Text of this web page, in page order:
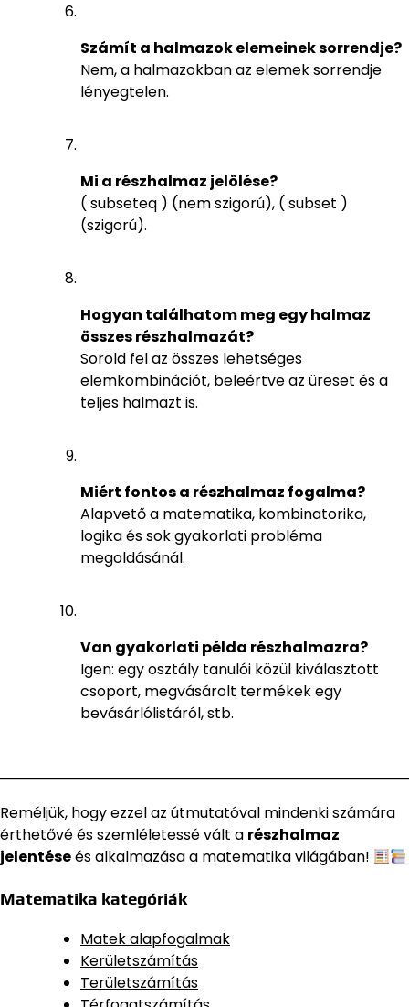
Számít a halmazok elemeinek sorrendje?
Nem, a halmazokban az elemek sorrendje
lényegtelen.
Mi a részhalmaz jelölése?
( subseteq ) (nem szigorú), ( subset )
(szigorú).
Hogyan találhatom meg egy halmaz
összes részhalmazát?
Sorold fel az összes lehetséges
elemkombinációt, beleértve az üreset és a
teljes halmazt is.
Miért fontos a részhalmaz fogalma?
Alapvető a matematika, kombinatorika,
logika és sok gyakorlati probléma
megoldásánál.
Van gyakorlati példa részhalmazra?
Igen: egy osztály tanulói közül kiválasztott
csoport, megvásárolt termékek egy
bevásárlólistáról, stb.
Reméljük, hogy ezzel az útmutatóval mindenki számára
érthetővé és szemléletessé vált a részhalmaz
jelentéseés alkalmazása a matematika világában!
Matematika kategóriák
Matek alapfogalmak
Kerületszámítás
Területszámítás